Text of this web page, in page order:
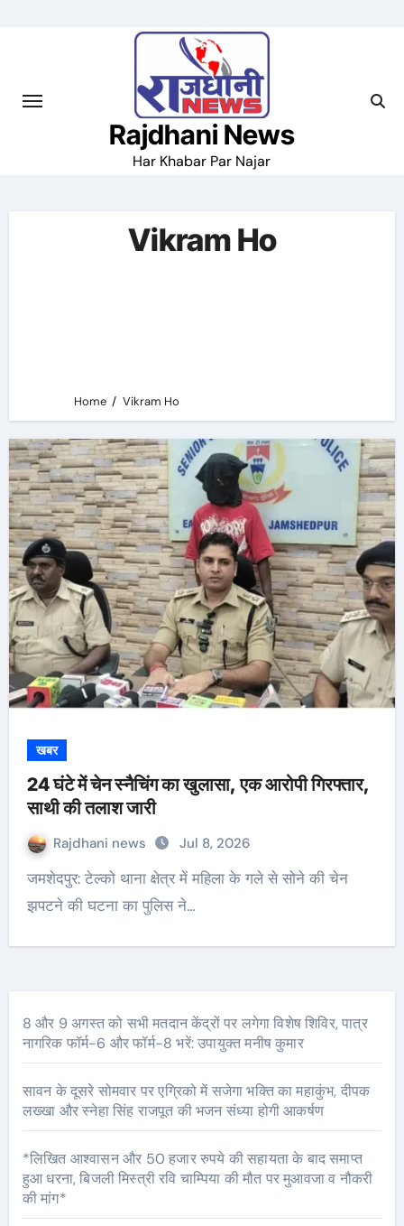
Rajdhani News
Har Khabar Par Najar
Vikram Ho
Home Vikram Ho
खबर
24 घंटे में चेन स्नैचिंग का खुलासा, एक आरोपी गिरफ्तार,
साथी की तलाश जारी
Rajdhani news Jul 8, 2026
जमशेदपुर: टेल्को थाना क्षेत्र में महिला के गले से सोने की चेन
झपटने की घटना का पुलिस ने…
8 और 9 अगस्त को सभी मतदान केंद्रों पर लगेगा विशेष शिविर, पात्र
नागरिक फॉर्म-6 और फॉर्म-8 भरें: उपायुक्त मनीष कुमार
सावन के दूसरे सोमवार पर एग्रिको में सजेगा भक्ति का महाकुंभ, दीपक
लख्खा और स्नेहा सिंह राजपूत की भजन संध्या होगी आकर्षण
*लिखित आश्वासन और 50 हजार रुपये की सहायता के बाद समाप्त
हुआ धरना, बिजली मिस्त्री रवि चाम्पिया की मौत पर मुआवजा व नौकरी
की मांग*